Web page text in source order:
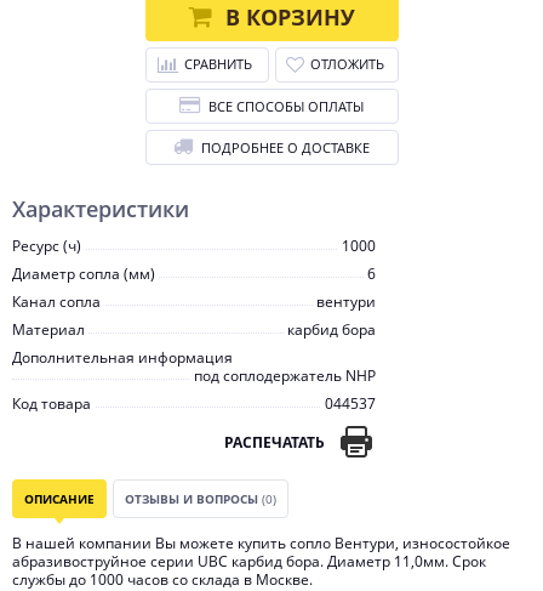
Характеристики
Ресурс (ч)
1000
Диаметр сопла (мм)
6
Канал сопла
вентури
Материал
карбид бора
Дополнительная информация
под соплодержатель NHP
Код товара
044537
РАСПЕЧАТАТЬ
В КОРЗИНУ
СРАВНИТЬ ОТЛОЖИТЬ
ВСЕ СПОСОБЫ ОПЛАТЫ
ПОДРОБНЕЕ О ДОСТАВКЕ
ОПИСАНИЕ ОТЗЫВЫ И ВОПРОСЫ (0)
В нашей компании Вы можете купить сопло Вентури, износостойкое
абразивоструйное серии UBC карбид бора. Диаметр 11,0мм. Срок
службы до 1000 часов со склада в Москве.